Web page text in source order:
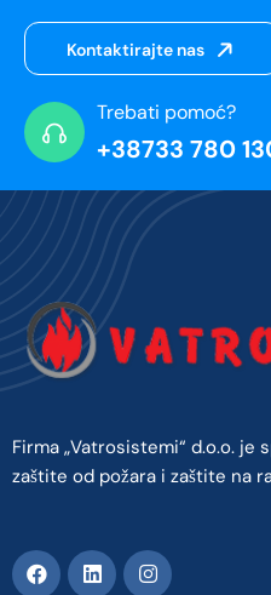
Kontaktirajte nas
Trebati pomoć?
+38733 780
Firma „Vatrosistemi“ d.o.o. je
zaštite od požara i zaštite na